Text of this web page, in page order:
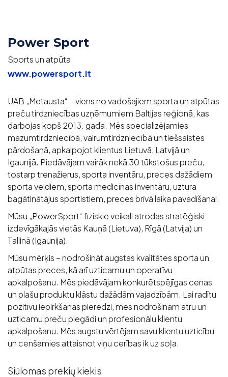
Power Sport
Sports un atpūta
www.powersport.lt
UAB „Metausta“ – viens no vadošajiem sporta un atpūtas
preču tirdzniecības uzņēmumiem Baltijas reģionā, kas
darbojas kopš 2013. gada. Mēs specializējamies
mazumtirdzniecībā, vairumtirdzniecībā un tiešsaistes
pārdošanā, apkalpojot klientus Lietuvā, Latvijā un
Igaunijā. Piedāvājam vairāk nekā 30 tūkstošus preču,
tostarp trenažierus, sporta inventāru, preces dažādiem
sporta veidiem, sporta medicīnas inventāru, uztura
bagātinātājus sportistiem, preces brīvā laika pavadīšanai.
Mūsu „PowerSport“ fiziskie veikali atrodas stratēģiski
izdevīgākajās vietās Kauņā (Lietuva), Rīgā (Latvija) un
Tallinā (Igaunija).
Mūsu mērķis – nodrošināt augstas kvalitātes sporta un
atpūtas preces, kā arī uzticamu un operatīvu
apkalpošanu. Mēs piedāvājam konkurētspējīgas cenas
un plašu produktu klāstu dažādām vajadzībām. Lai radītu
pozitīvu iepirkšanās pieredzi, mēs nodrošinām ātru un
uzticamu preču piegādi un profesionālu klientu
apkalpošanu. Mēs augstu vērtējam savu klientu uzticību
un cenšamies attaisnot viņu cerības ik uz soļa.
Siūlomas prekių kiekis